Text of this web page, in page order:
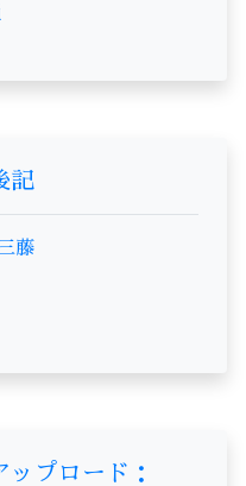
記
藤
ップロード：